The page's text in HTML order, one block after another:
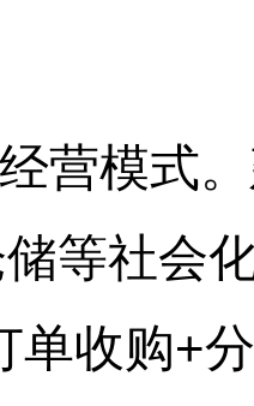
营模式
等社会
单收购+